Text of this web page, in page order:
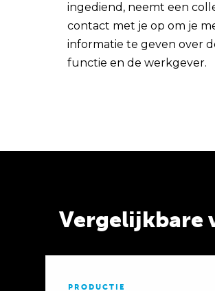
ingediend, neemt een
contact met je op om je
informatie te geven over
functie en de werkgever.
Vergelijkbare
PRODUCTIE